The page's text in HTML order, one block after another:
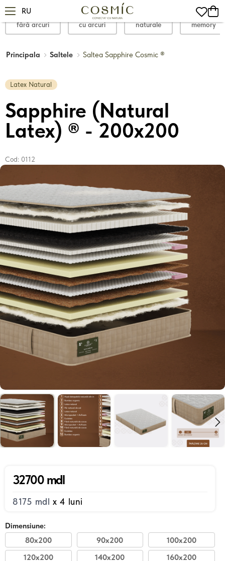
RU
Pat Loft
fără arcuri cu arcuri naturale memory
Principala Saltele Saltea Sapphire Cosmic ®
Latex Natural
Sapphire (Natural
Latex) ® - 200x200
Cod: 0112
32700 mdl
8175 mdl x 4 luni
Dimensiune:
80x200 90x200
100x200
120x200
140x200
160x200